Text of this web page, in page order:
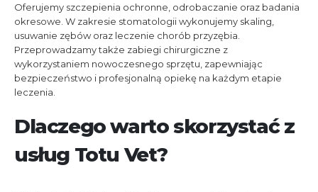
Oferujemy szczepienia ochronne, odrobaczanie oraz badania
okresowe. W zakresie stomatologii wykonujemy skaling,
usuwanie zębów oraz leczenie chorób przyzębia.
Przeprowadzamy także zabiegi chirurgiczne z
wykorzystaniem nowoczesnego sprzętu, zapewniając
bezpieczeństwo i profesjonalną opiekę na każdym etapie
leczenia.
Dlaczego warto skorzystać z
usług Totu Vet?